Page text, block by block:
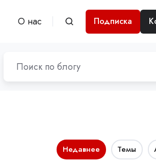
О нас Подписка
Недавнее Темы